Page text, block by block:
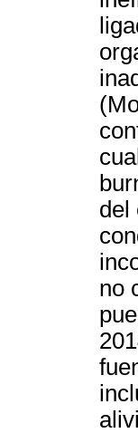
del
no